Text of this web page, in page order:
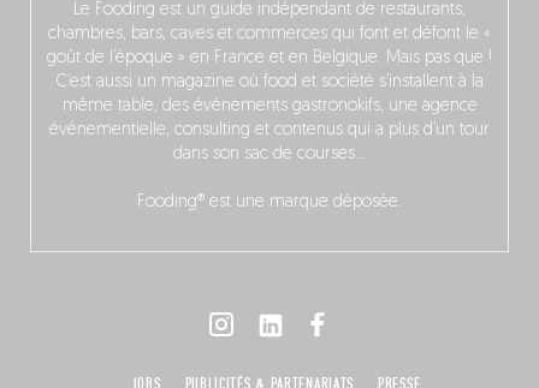
Le Fooding est un guide indépendant de restaurants,
chambres, bars, caves et commerces qui font et défont le «
goût de l’époque » en France et en Belgique. Mais pas que !
C’est aussi un magazine où food et société s’installent à la
même table, des événements gastronokifs, une agence
événementielle, consulting et contenus qui a plus d’un tour
dans son sac de courses…
Fooding® est une marque déposée.